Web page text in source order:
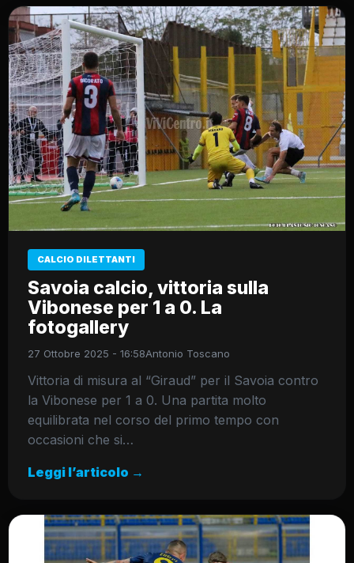
CALCIO DILETTANTI
Savoia calcio, vittoria sulla
Vibonese per 1 a 0. La
fotogallery
27 Ottobre 2025 - 16:58Antonio Toscano
Vittoria di misura al “Giraud” per il Savoia contro
la Vibonese per 1 a 0. Una partita molto
equilibrata nel corso del primo tempo con
occasioni che si…
Leggi l’articolo →